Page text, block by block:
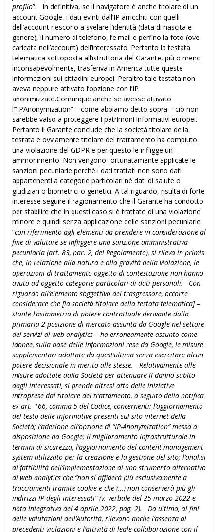
profilo”. In definitiva, se il navigatore è anche titolare di un
account Google, i dati evinti dall’IP arricchiti con quelli
dell’account riescono a svelare l’identità (data di nascita e
genere), il numero di telefono, l’e.mail e perfino la foto (ove
caricata nell’account) dell’interessato. Pertanto la testata
telematica sottoposta all’istruttoria del Garante, più o meno
inconsapevolmente, trasferiva in America tutte queste
informazioni sui cittadini europei. Peraltro tale testata non
aveva neppure attivato l’opzione con l’IP
anonimizzato.Comunque anche se avesse attivato
l’“IPAnonymization” – come abbiamo detto sopra – ciò non
sarebbe valso a proteggere i patrimoni informativi europei.
Pertanto il Garante conclude che la società titolare della
testata e ovviamente titolare del trattamento ha compiuto
una violazione del GDPR e per questo le infligge un
ammonimento. Non vengono fortunatamente applicate le
sanzioni pecuniarie perché i dati trattati non sono dati
appartenenti a categorie particolari né dati di salute o
giudiziari o biometrici o genetici. A tal riguardo, risulta di forte
interesse seguire il ragionamento che il Garante ha condotto
per stabilire che in questi caso si è trattato di una violazione
minore e quindi senza applicazione delle sanzioni pecuniarie:
“con riferimento agli elementi da prendere in considerazione al
fine di valutare se infliggere una sanzione amministrativa
pecuniaria (art. 83, par. 2, del Regolamento), si rileva in primis
che, in relazione alla natura e alla gravità della violazione, le
operazioni di trattamento oggetto di contestazione non hanno
avuto ad oggetto categorie particolari di dati personali.
Con
riguardo all’elemento soggettivo del trasgressore, occorre
considerare che [la società titolare della testata telematica] –
stante l’asimmetria di potere contrattuale derivante dalla
primaria 2 posizione di mercato assunta da Google nel settore
dei servizi di web analytics – ha erroneamente assunto come
idonee, sulla base delle informazioni rese da Google, le misure
supplementari adottate da quest’ultima senza esercitare alcun
potere decisionale in merito alle stesse.
Relativamente alle
misure adottate dalla Società per attenuare il danno subito
dagli interessati, si prende altresì atto delle iniziative
intraprese dal titolare del trattamento, a seguito della notifica
ex art. 166, comma 5 del Codice, concernenti: l’aggiornamento
del testo delle informative presenti sul sito internet della
Società; l’adesione all’opzione di “IP-Anonymization” messa a
disposizione da Google; il miglioramento infrastrutturale in
termini di sicurezza; l’aggiornamento del content management
system utilizzato per la creazione e la gestione del sito; l’analisi
di fattibilità dell’implementazione di uno strumento alternativo
di web analytics che “non si affiderà più esclusivamente a
tracciamenti tramite cookie e che (…) non conserverà più gli
indirizzi IP degli interessati” (v. verbale del 25 marzo 2022 e
nota integrativa del 4 aprile 2022, pag. 2).
Da ultimo, ai fini
delle valutazioni dell’Autorità, rilevano anche l’assenza di
precedenti violazioni e l’attività di leale collaborazione con il